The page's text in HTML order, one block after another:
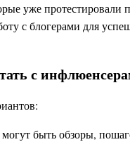
уже протестировали
с блогерами для
с
быть обзоры,